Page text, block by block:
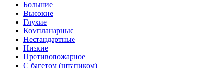
Большие
Высокие
Глухие
Компланарные
Нестандартные
Низкие
Противопожарное
С багетом (штапиком)